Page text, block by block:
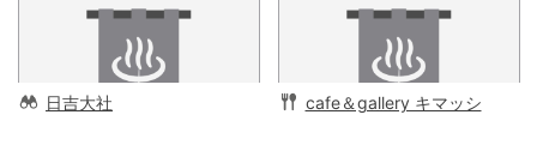
日吉大社 cafe＆gallery キマッシ